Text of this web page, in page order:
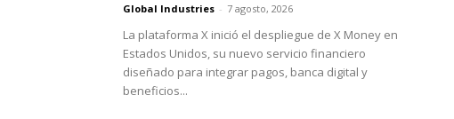
Global Industries - 7 agosto, 2026
La plataforma X inició el despliegue de X Money en
Estados Unidos, su nuevo servicio financiero
diseñado para integrar pagos, banca digital y
beneficios...